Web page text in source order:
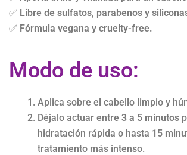
✅ Libre de sulfatos, parabenos y
✅ Fórmula vegana y cruelty-free.
Modo de uso:
Aplica sobre el cabello limpio y
Déjalo actuar entre 3 a 5 minutos
hidratación rápida o hasta 15
tratamiento más intenso.